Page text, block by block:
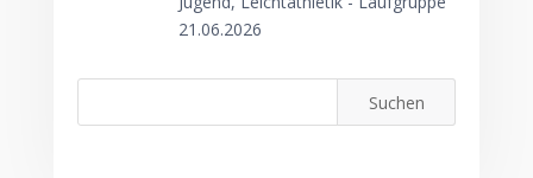
21.06.2026